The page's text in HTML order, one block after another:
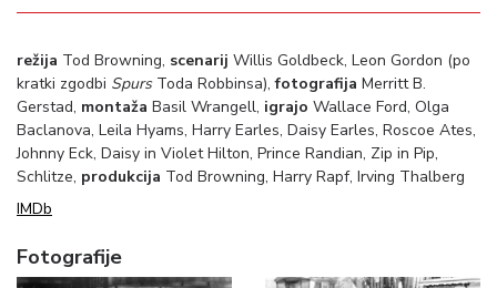
režija Tod Browning, scenarij Willis Goldbeck, Leon Gordon (po
kratki zgodbi SpursToda Robbinsa),fotografija Merritt B.
Gerstad, montaža Basil Wrangell, igrajo Wallace Ford, Olga
Baclanova, Leila Hyams, Harry Earles, Daisy Earles, Roscoe Ates,
Johnny Eck, Daisy in Violet Hilton, Prince Randian, Zip in Pip,
Schlitze, produkcija Tod Browning, Harry Rapf, Irving Thalberg
IMDb
Fotografije